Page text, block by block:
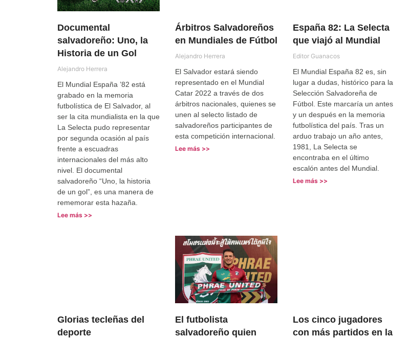
Documental
salvadoreño: Uno, la
Historia de un Gol
Alejandro Herrera
El Mundial España ’82 está
grabado en la memoria
futbolística de El Salvador, al
ser la cita mundialista en la que
La Selecta pudo representar
por segunda ocasión al país
frente a escuadras
internacionales del más alto
nivel. El documental
salvadoreño “Uno, la historia
de un gol”, es una manera de
rememorar esta hazaña.
Lee más >>
Árbitros Salvadoreños
en Mundiales de Fútbol
Alejandro Herrera
El Salvador estará siendo
representado en el Mundial
Catar 2022 a través de dos
árbitros nacionales, quienes se
unen al selecto listado de
salvadoreños participantes de
esta competición internacional.
Lee más >>
España 82: La Selecta
que viajó al Mundial
Editor Guanacos
El Mundial España 82 es, sin
lugar a dudas, histórico para la
Selección Salvadoreña de
Fútbol. Este marcaría un antes
y un después en la memoria
futbolística del país. Tras un
arduo trabajo un año antes,
1981, La Selecta se
encontraba en el último
escalón antes del Mundial.
Lee más >>
Glorias tecleñas del
deporte
El futbolista
salvadoreño quien
Los cinco jugadores
con más partidos en la